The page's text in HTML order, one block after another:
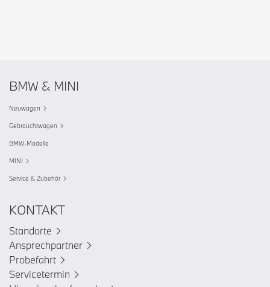
BMW & MINI
Neuwagen
Gebrauchtwagen
BMW-Modelle
MINI
Service & Zubehör
KONTAKT
Standorte
Ansprechpartner
Probefahrt
Servicetermin